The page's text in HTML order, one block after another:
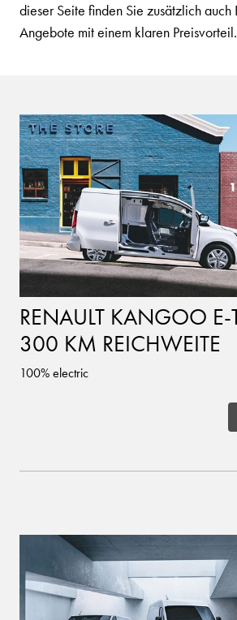
dieser Seite finden Sie zusätzlich auch
Angebote mit einem klaren Preisvorteil.
RENAULT KANGOO E-
300 KM REICHWEITE
100% electric